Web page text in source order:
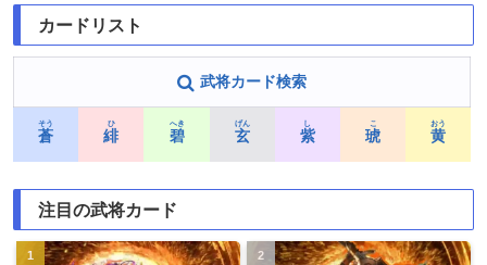
カードリスト
武将カード検索
蒼
そう
緋
ひ
碧
へき
玄
げん
紫
し
琥
こ
黄
おう
注目の武将カード